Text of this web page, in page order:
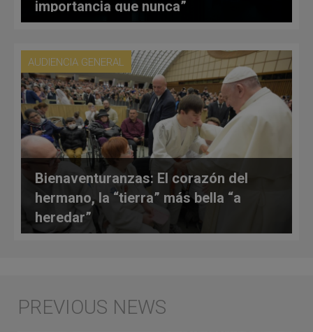
importancia que nunca”
AUDIENCIA GENERAL
Bienaventuranzas: El corazón del
hermano, la “tierra” más bella “a
heredar”